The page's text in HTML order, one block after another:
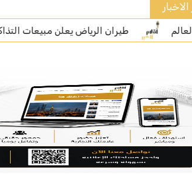
يعلن مبيعات التذاكر إلى بانكوك